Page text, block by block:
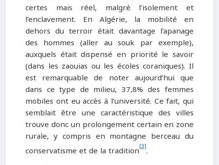
certes mais réel, malgré l’isolement et
l’enclavement. En Algérie, la mobilité en
dehors du terroir était davantage l’apanage
des hommes (aller au souk par exemple),
auxquels était dispensé en priorité le savoir
(dans les zaouias ou les écoles coraniques). Il
est remarquable de noter aujourd’hui que
dans ce type de milieu, 37,8% des femmes
mobiles ont eu accès à l’université. Ce fait, qui
semblait être une caractéristique des villes
trouve donc un prolongement certain en zone
rurale, y compris en montagne berceau du
conservatisme et de la tradition[3].